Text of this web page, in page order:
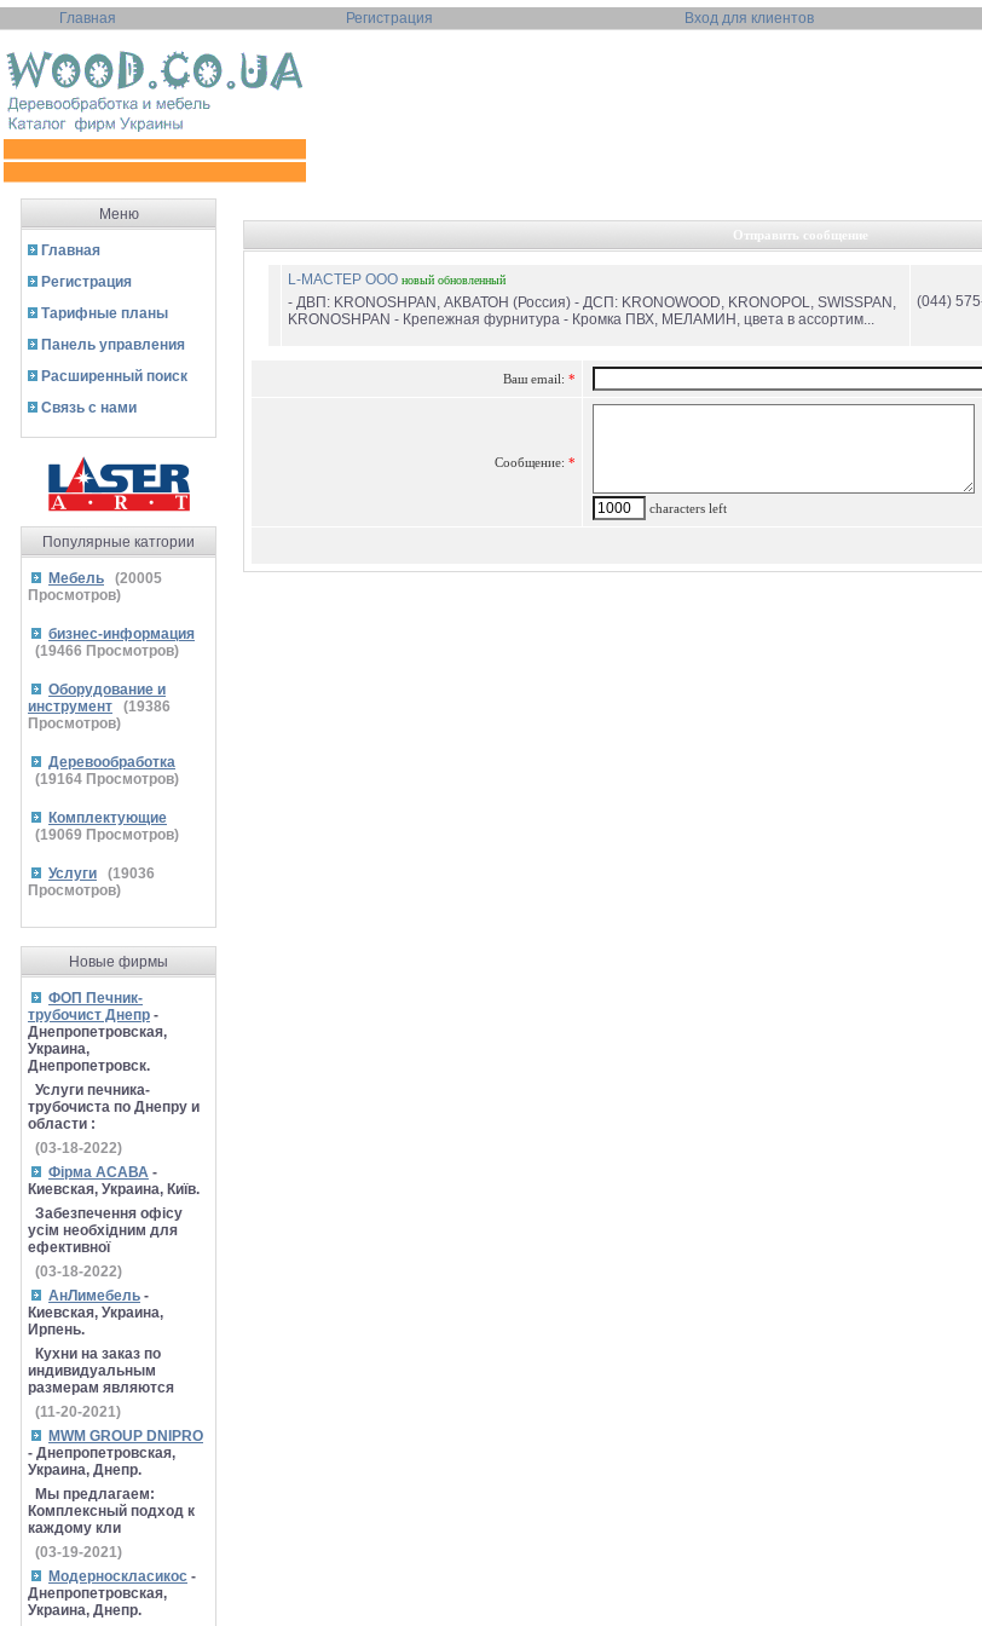
Главная Регистрация Вход для клиентов
Меню
Главная
Регистрация
Тарифные планы
Панель управления
Расширенный поиск
Связь с нами
Популярные катгории
Мебель (20005
Просмотров)
бизнес-информация
(19466 Просмотров)
Оборудование и
инструмент
(19386
Просмотров)
Деревообработка
(19164 Просмотров)
Комплектующие
(19069 Просмотров)
Услуги (19036
Просмотров)
Новые фирмы
ФОП Печник-
трубочист Днепр -
Днепропетровская,
Украина,
Днепропетровск.
Услуги печника-
трубочиста по Днепру и
области :
(03-18-2022)
Фірма АСАВА -
Киевская, Украина, Київ.
Забезпечення офісу
усім необхідним для
ефективної
(03-18-2022)
АнЛимебель -
Киевская, Украина,
Ирпень.
Кухни на заказ по
индивидуальным
размерам являются
(11-20-2021)
MWM GROUP DNIPRO
- Днепропетровская,
Украина, Днепр.
Мы предлагаем:
Комплексный подход к
каждому кли
(03-19-2021)
Модерноскласикос -
Днепропетровская,
Украина, Днепр.
Отправить сообщение
L-МАСТЕР ООО новый обновленный
- ДВП: KRONOSHPAN, АКВАТОН (Россия) - ДСП: KRONOWOOD, KRONOPOL, SWISSPAN,
KRONOSHPAN - Крепежная фурнитура - Кромка ПВХ, МЕЛАМИН, цвета в ассортим...
(044)
Ваш email: *
Сообщение: *
characters left